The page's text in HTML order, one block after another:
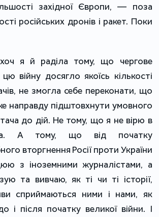
західної Європи, — поза
російських дронів і ракет. Поки
я й раділа тому, що чергове
війну досягло якоїсь кількості
не змогла себе переконати, що
направду підштовхнути умовного
до дій. Не тому, що я не вірю в
А тому, що від початку
вторгнення Росії проти України
з іноземними журналістами, а
та вивчаю, як ті чи ті історії,
сприймаються ними і нами, як
і після початку великої війни. І